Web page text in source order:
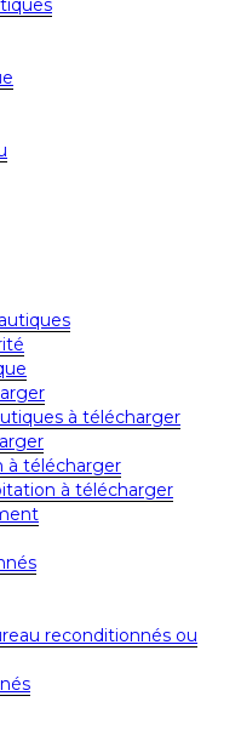
à télécharger
à télécharger
à télécharger
reconditionnés ou